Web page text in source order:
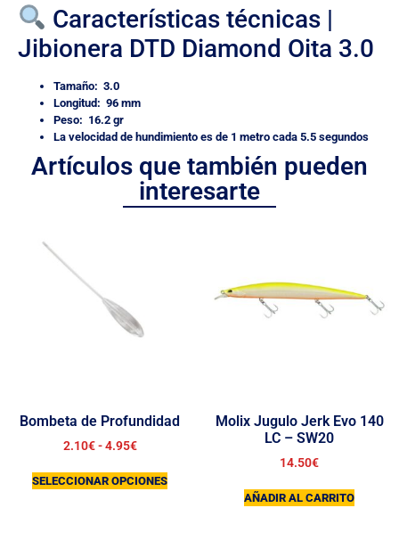
Características técnicas |
Jibionera DTD Diamond Oita 3.0
Tamaño: 3.0
Longitud: 96 mm
Peso: 16.2 gr
La velocidad de hundimiento es de 1 metro cada 5.5 segundos
Artículos que también pueden
interesarte
Bombeta de Profundidad
2.10€ - 4.95€
SELECCIONAR OPCIONES
Molix Jugulo Jerk Evo 140
LC – SW20
14.50€
AÑADIR AL CARRITO